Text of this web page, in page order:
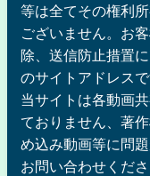
等は全てその権利
ございません。お
除、送信防止措置
のサイトアドレス
当サイトは各動画
ておりません、著
め込み動画等に問
お問い合わせくだ